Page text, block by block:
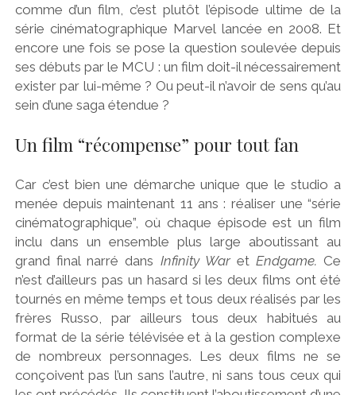
comme d’un film, c’est plutôt l’épisode ultime de la
série cinématographique Marvel lancée en 2008. Et
encore une fois se pose la question soulevée depuis
ses débuts par le MCU : un film doit-il nécessairement
exister par lui-même ? Ou peut-il n’avoir de sens qu’au
sein d’une saga étendue ?
Un film “récompense” pour tout fan
Car c’est bien une démarche unique que le studio a
menée depuis maintenant 11 ans : réaliser une “série
cinématographique”, où chaque épisode est un film
inclu dans un ensemble plus large aboutissant au
grand final narré dans Infinity War etEndgame. Ce
n’est d’ailleurs pas un hasard si les deux films ont été
tournés en même temps et tous deux réalisés par les
frères Russo, par ailleurs tous deux habitués au
format de la série télévisée et à la gestion complexe
de nombreux personnages. Les deux films ne se
conçoivent pas l’un sans l’autre, ni sans tous ceux qui